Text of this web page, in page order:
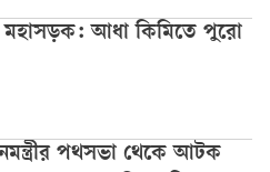
মহাসড়ক: আধা কিমিতে পুরো
পথসভা থেকে আটক